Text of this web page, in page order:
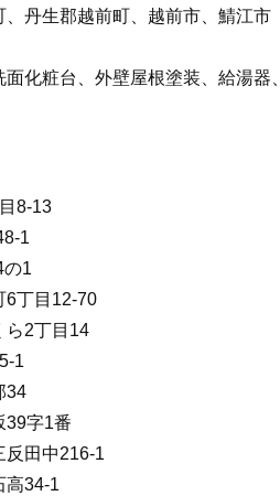
丹生郡越前町、越前市、鯖江市
化粧台、外壁屋根塗装、給湯器
8-13
1
1
丁目12-70
2丁目14
1
34
字1番
田中216-1
34-1